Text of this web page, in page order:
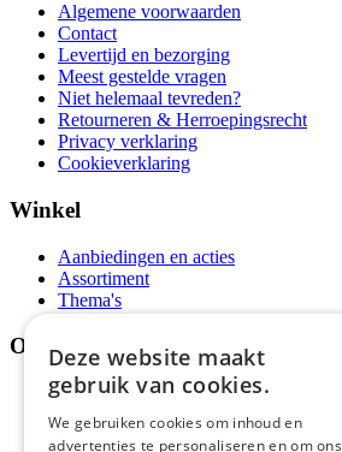
Algemene voorwaarden
Contact
Levertijd en bezorging
Meest gestelde vragen
Niet helemaal tevreden?
Retourneren & Herroepingsrecht
Privacy verklaring
Cookieverklaring
Winkel
Aanbiedingen en acties
Assortiment
Thema's
Over ons
Wie zijn wij?
Recepten
Tips
Deze website maakt
gebruik van cookies.
We gebruiken cookies om inhoud en
advertenties te personaliseren en om ons